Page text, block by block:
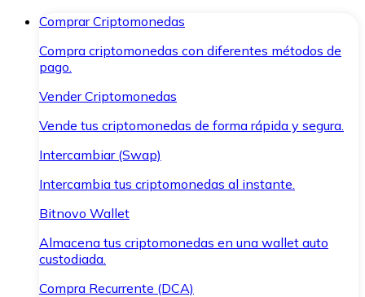
Comprar Criptomonedas
Compra criptomonedas con diferentes métodos de
pago.
Vender Criptomonedas
Vende tus criptomonedas de forma rápida y segura.
Intercambiar (Swap)
Intercambia tus criptomonedas al instante.
Bitnovo Wallet
Almacena tus criptomonedas en una wallet auto
custodiada.
Compra Recurrente (DCA)